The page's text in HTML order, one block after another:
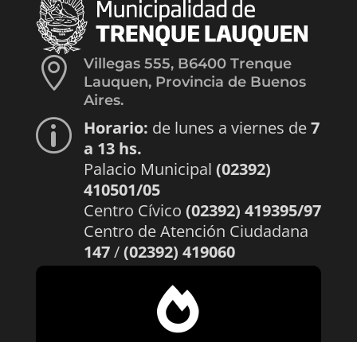

Villegas 555, B6400 Trenque
Lauquen, Provincia de Buenos
Aires.
p Horario: de lunes a viernes de7
a 13 hs.
Palacio Municipal (02392)
410501/05
Centro Cívico (02392) 419395/97
Centro de Atención Ciudadana
147/(02392) 419060
